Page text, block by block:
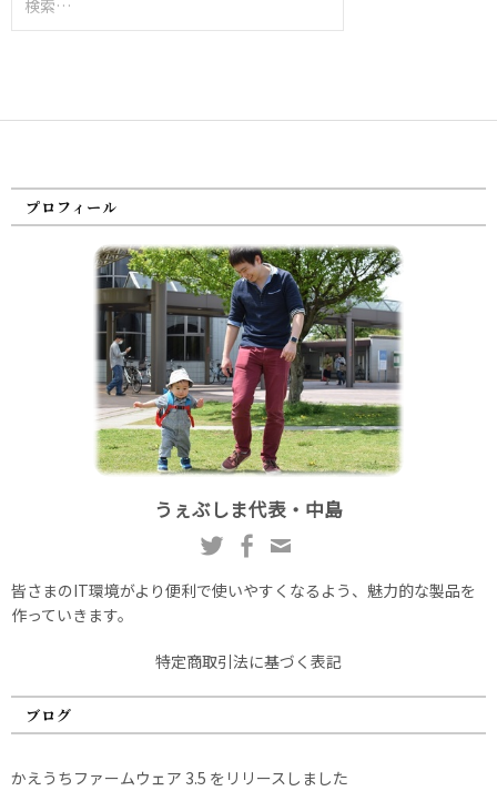
索:
プロフィール
うぇぶしま代表・中島
皆さまのIT環境がより便利で使いやすくなるよう、魅力的な製品を
作っていきます。
特定商取引法に基づく表記
ブログ
かえうちファームウェア 3.5 をリリースしました